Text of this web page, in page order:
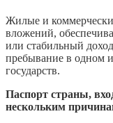
Жилые и
вложений,
или стабильный
пребывание в одном
государств.
Паспорт страны,
нескольким